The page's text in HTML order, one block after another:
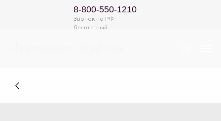
8-800-550-1210
Звонок по РФ
бесплатный